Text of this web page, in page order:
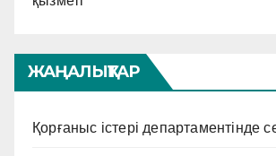
ЖАҢАЛЫҚТАР
Қорғаныс істері департаментінде